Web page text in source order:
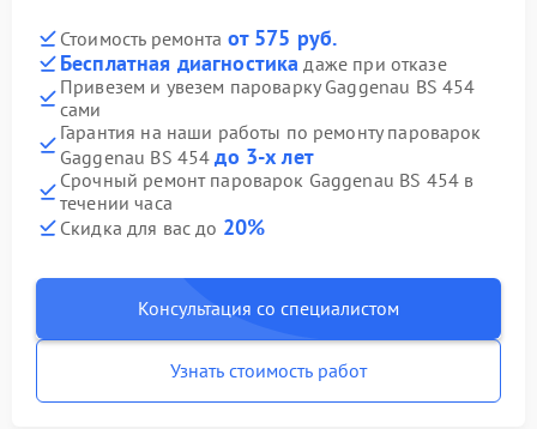
Стоимость ремонта от 575 руб.
Бесплатная диагностика даже при отказе
Привезем и увезем пароварку Gaggenau BS 454
сами
Гарантия на наши работы по ремонту пароварок
Gaggenau BS 454до 3-х лет
Срочный ремонт пароварок Gaggenau BS 454 в
течении часа
Скидка для вас до 20%
Консультация со специалистом
Узнать стоимость работ